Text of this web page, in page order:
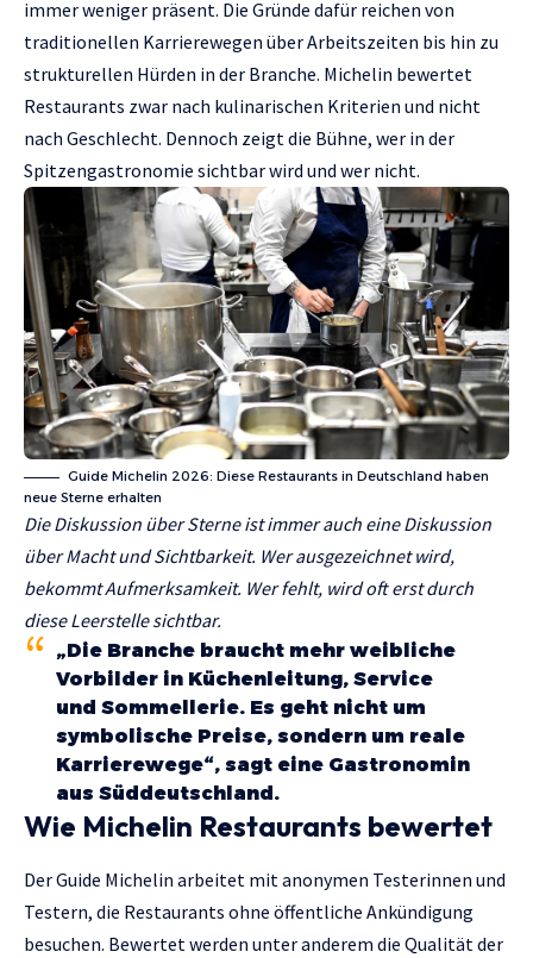
immer weniger präsent. Die Gründe dafür reichen von
traditionellen Karrierewegen über Arbeitszeiten bis hin zu
strukturellen Hürden in der Branche. Michelin bewertet
Restaurants zwar nach kulinarischen Kriterien und nicht
nach Geschlecht. Dennoch zeigt die Bühne, wer in der
Spitzengastronomie sichtbar wird und wer nicht.
Guide Michelin 2026: Diese Restaurants in Deutschland haben
neue Sterne erhalten
Die Diskussion über Sterne ist immer auch eine Diskussion
über Macht und Sichtbarkeit. Wer ausgezeichnet wird,
bekommt Aufmerksamkeit. Wer fehlt, wird oft erst durch
diese Leerstelle sichtbar.
„Die Branche braucht mehr weibliche
Vorbilder in Küchenleitung, Service
und Sommellerie. Es geht nicht um
symbolische Preise, sondern um reale
Karrierewege“, sagt eine Gastronomin
aus Süddeutschland.
Wie Michelin Restaurants bewertet
Der Guide Michelin arbeitet mit anonymen Testerinnen und
Testern, die Restaurants ohne öffentliche Ankündigung
besuchen. Bewertet werden unter anderem die Qualität der